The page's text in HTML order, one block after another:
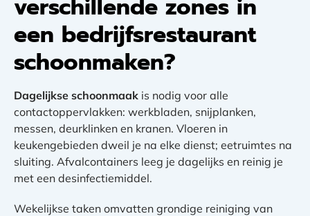
verschillende zones in
een bedrijfsrestaurant
schoonmaken?
Dagelijkse schoonmaak is nodig voor alle
contactoppervlakken: werkbladen, snijplanken,
messen, deurklinken en kranen. Vloeren in
keukengebieden dweil je na elke dienst; eetruimtes na
sluiting. Afvalcontainers leeg je dagelijks en reinig je
met een desinfectiemiddel.
Wekelijkse taken omvatten grondige reiniging van